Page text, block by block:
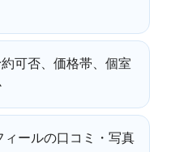
可否、価格帯、個室
ールの口コミ・写真